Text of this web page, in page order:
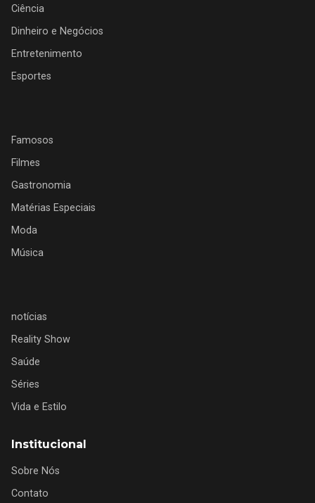
Ciência
Dinheiro e Negócios
Entretenimento
Esportes
Famosos
Filmes
Gastronomia
Matérias Especiais
Moda
Música
notícias
Reality Show
Saúde
Séries
Vida e Estilo
Institucional
Sobre Nós
Contato